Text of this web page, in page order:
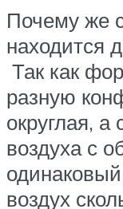
Почему же
находится
Так как
разную
округлая, а
воздуха с
воздух